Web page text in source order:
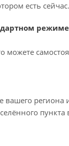
есть
режиме
можете
вашего